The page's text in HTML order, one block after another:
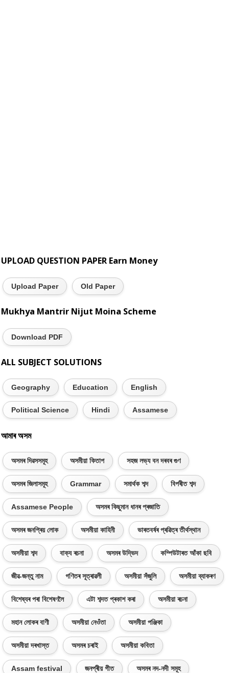
UPLOAD QUESTION PAPER Earn Money
Upload Paper Old Paper
Mukhya Mantrir Nijut Moina Scheme
Download PDF
ALL SUBJECT SOLUTIONS
Geography Education English
Political Science Hindi Assamese
আমাৰ অসম
অসমৰ দিৱসসমূহ অসমীয়া কিতাপ সহজ লভ্য বন দৰবৰ গুণ
অসমৰ জিলাসমূহ Grammar সমাৰ্থক শব্দ বিপৰীত শব্দ
Assamese People অসমৰ কিছুমান ধানৰ প্ৰজাতি
অসমৰ জনপ্ৰিয় লোক অসমীয়া কাহিনী ভাৰতবৰ্ষৰ প্ৰৱিত্ৰ তীৰ্থস্থান
অসমীয়া শব্দ বাক্য ৰচনা অসমৰ উদ্ভিদ কম্পিউটাৰত আঁকা ছবি
জীৱ-জন্তু নাম গণিতৰ সূত্ৰাৱলী অসমীয়া সঁজুলি অসমীয়া ব্যাকৰণ
বিশেষ্যৰ পৰা বিশেষণলৈ এটা শব্দত প্ৰকাশ কৰা অসমীয়া ৰচনা
মহান লোকৰ বাণী অসমীয়া নেওঁতা অসমীয়া পঞ্জিকা
অসমীয়া দৰখাস্ত অসমৰ চৰাই অসমীয়া কবিতা
Assam festival জনপ্ৰীয় গীত অসমৰ নদ-নদী সমূহ